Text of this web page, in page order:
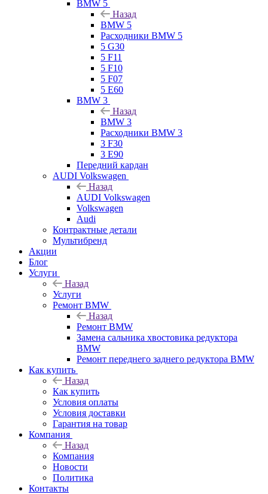
BMW 5
Назад
BMW 5
Расходники BMW 5
5 G30
5 F11
5 F10
5 F07
5 E60
BMW 3
Назад
BMW 3
Расходники BMW 3
3 F30
3 E90
Передний кардан
AUDI Volkswagen
Назад
AUDI Volkswagen
Volkswagen
Audi
Контрактные детали
Мультибренд
Акции
Блог
Услуги
Назад
Услуги
Ремонт BMW
Назад
Ремонт BMW
Замена сальника хвостовика редуктора
BMW
Ремонт переднего заднего редуктора BMW
Как купить
Назад
Как купить
Условия оплаты
Условия доставки
Гарантия на товар
Компания
Назад
Компания
Новости
Политика
Контакты